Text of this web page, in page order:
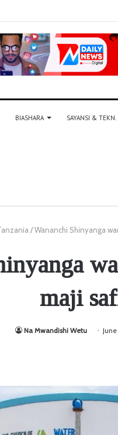
BIASHARA SAYANSI & TEKN.
/Wananchi Shinyanga
maji
Na Mwandishi Wetu